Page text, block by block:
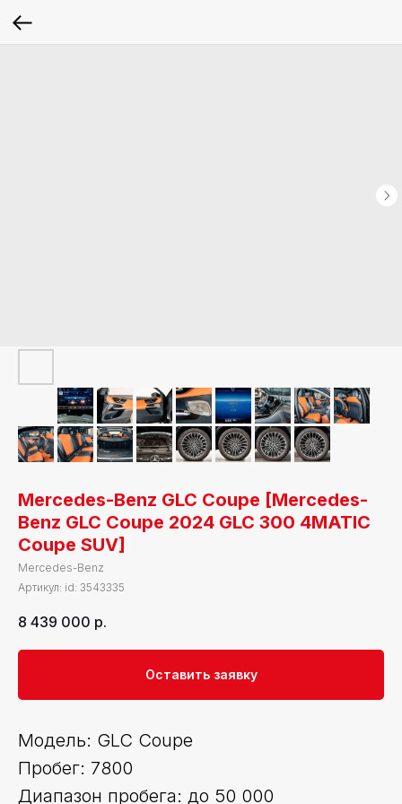
Mercedes-Benz GLC Coupe [Mercedes-
Benz GLC Coupe 2024 GLC 300 4MATIC
Coupe SUV]
Mercedes-Benz
Артикул: id: 3543335
8 439 000 р.
Оставить заявку
Модель: GLC Coupe
Пробег: 7800
Диапазон пробега: до 50 000